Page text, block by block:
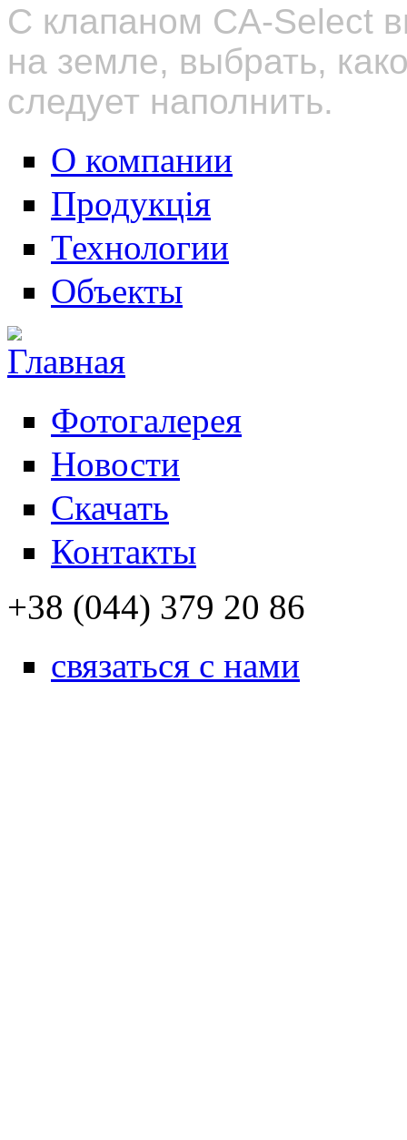
С клапаном CA-Select
на земле, выбрать,
следует наполнить.
О компании
Продукція
Технологии
Объекты
Фотогалерея
Новости
Скачать
Контакты
+38 (044) 379 20 86
связаться с нами